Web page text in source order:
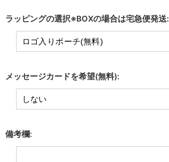
ラッピングの選択※BOXの場合は宅急便発送:
メッセージカードを希望(無料):
備考欄: